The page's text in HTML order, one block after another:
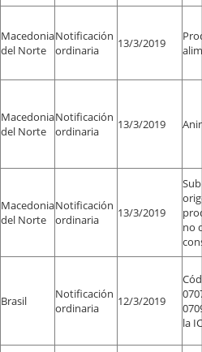
Macedonia
del Norte
Notificación
ordinaria
13/3/2019
Macedonia
del Norte
Notificación
ordinaria
13/3/2019
Macedonia
del Norte
Notificación
ordinaria
13/3/2019
no
Brasil
Notificación
ordinaria
12/3/2019
la